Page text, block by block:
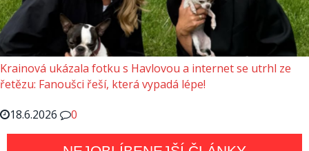
Krainová ukázala fotku s Havlovou a internet se utrhl ze
řetězu: Fanoušci řeší, která vypadá lépe!
18.6.2026
0